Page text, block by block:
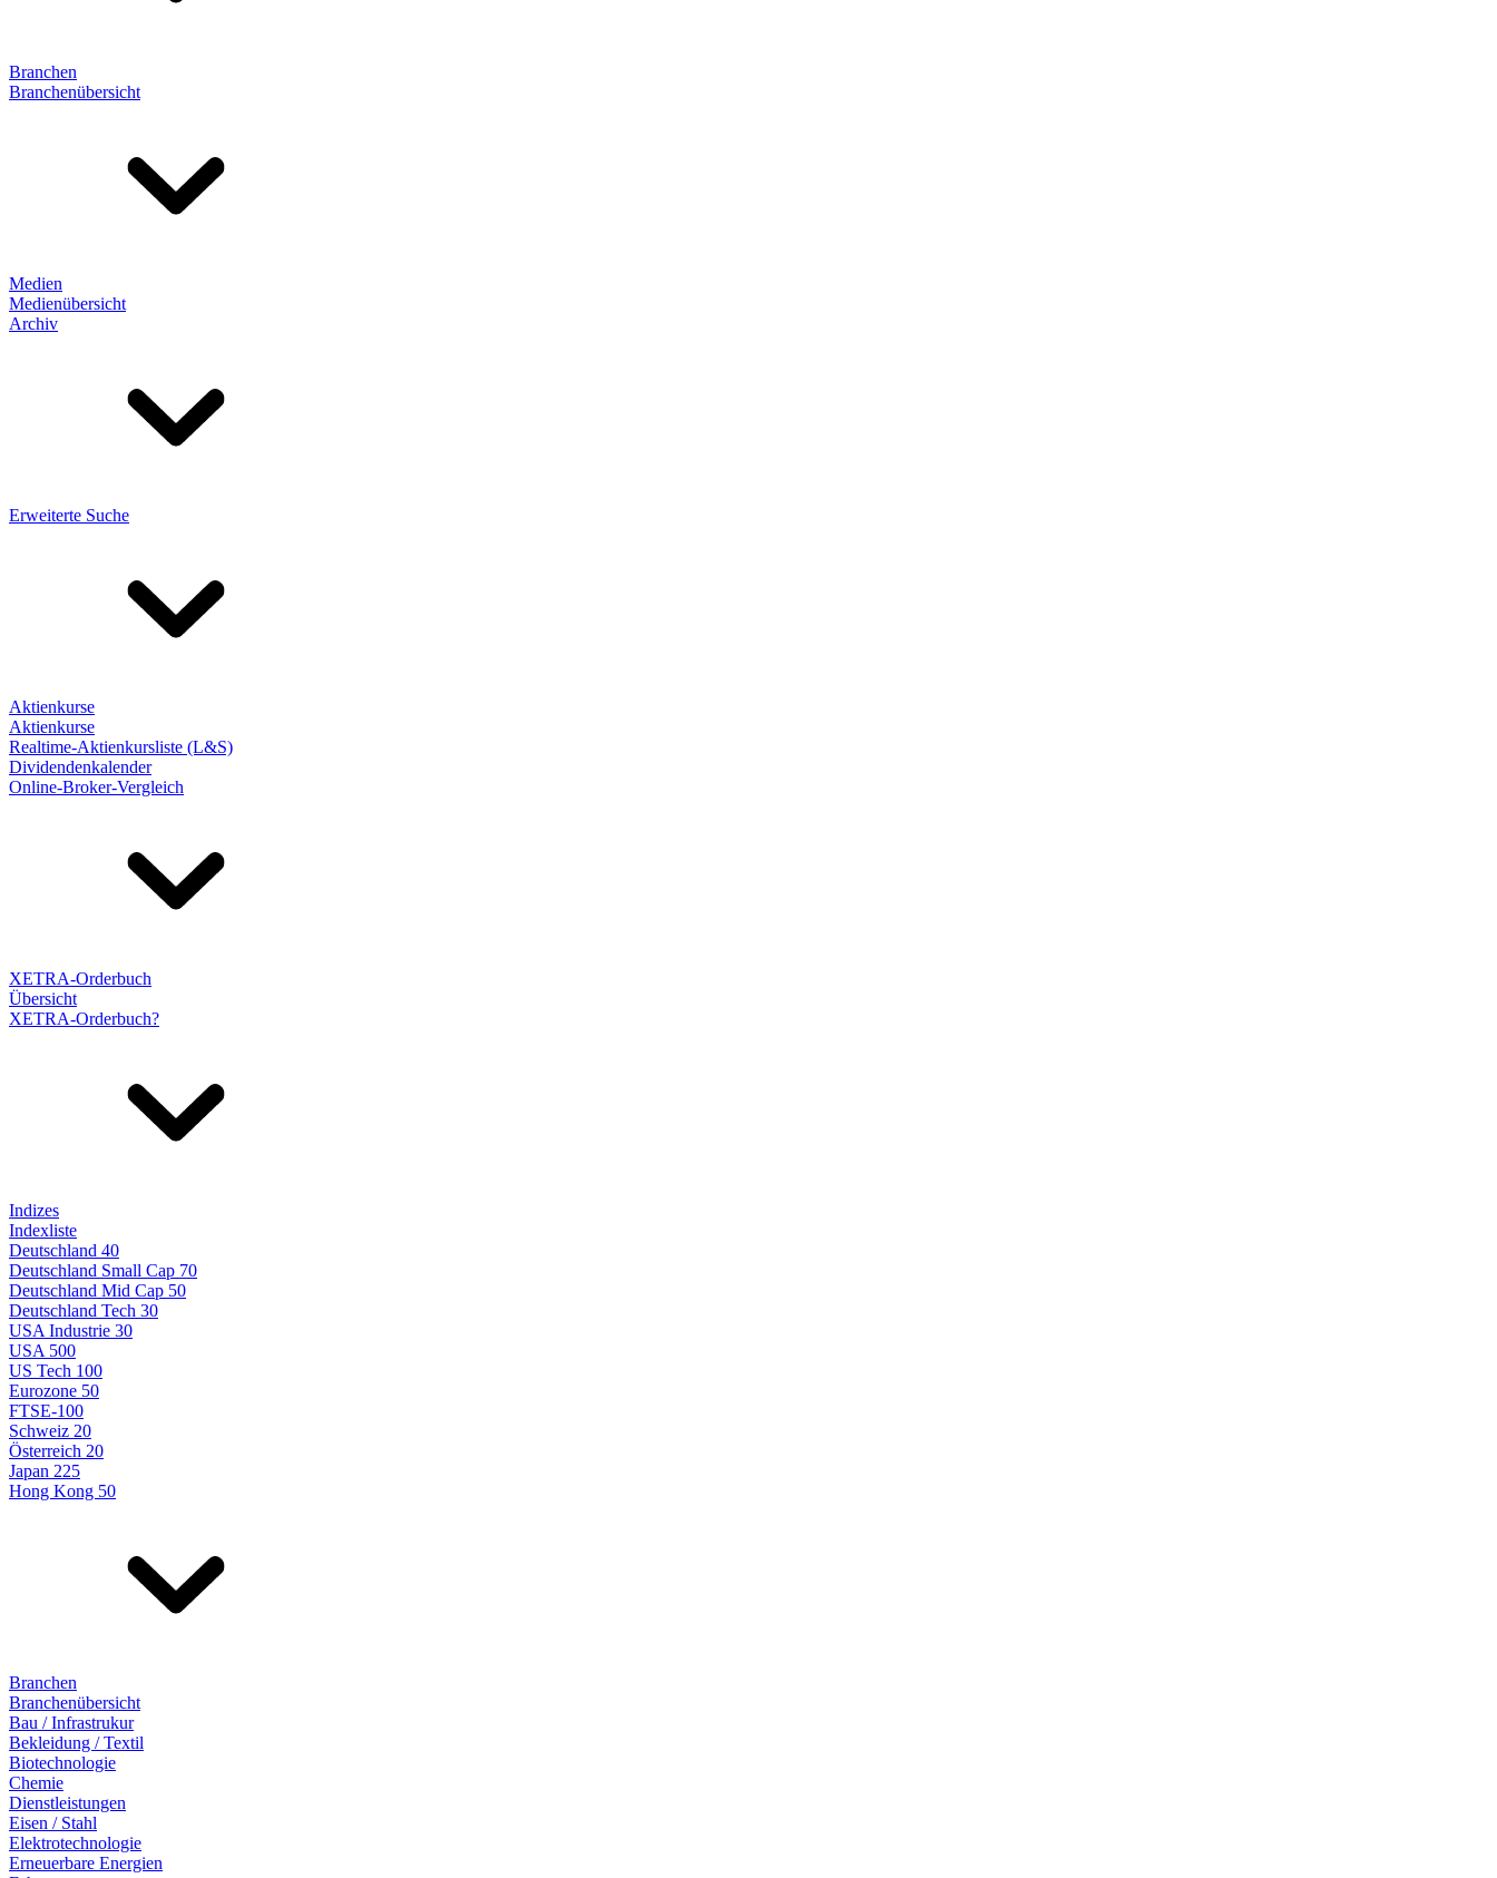
Branchen
Branchenübersicht
Medien
Medienübersicht
Archiv
Erweiterte Suche
Aktienkurse
Aktienkurse
Realtime-Aktienkursliste (L&S)
Dividendenkalender
Online-Broker-Vergleich
XETRA-Orderbuch
Übersicht
XETRA-Orderbuch?
Indizes
Indexliste
Deutschland 40
Deutschland Small Cap 70
Deutschland Mid Cap 50
Deutschland Tech 30
USA Industrie 30
USA 500
US Tech 100
Eurozone 50
FTSE-100
Schweiz 20
Österreich 20
Japan 225
Hong Kong 50
Branchen
Branchenübersicht
Bau / Infrastrukur
Bekleidung / Textil
Biotechnologie
Chemie
Dienstleistungen
Eisen / Stahl
Elektrotechnologie
Erneuerbare Energien